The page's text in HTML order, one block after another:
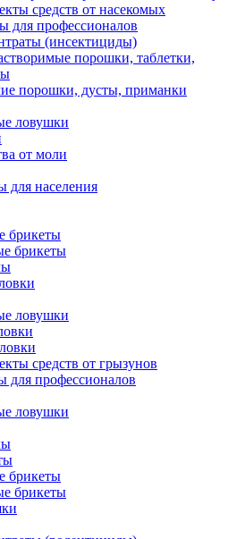
средств от насекомых
для профессионалов
(инсектициды)
порошки, таблетки,
порошки, дусты, приманки
ловушки
от моли
для населения
брикеты
брикеты
ловушки
средств от грызунов
для профессионалов
ловушки
брикеты
брикеты